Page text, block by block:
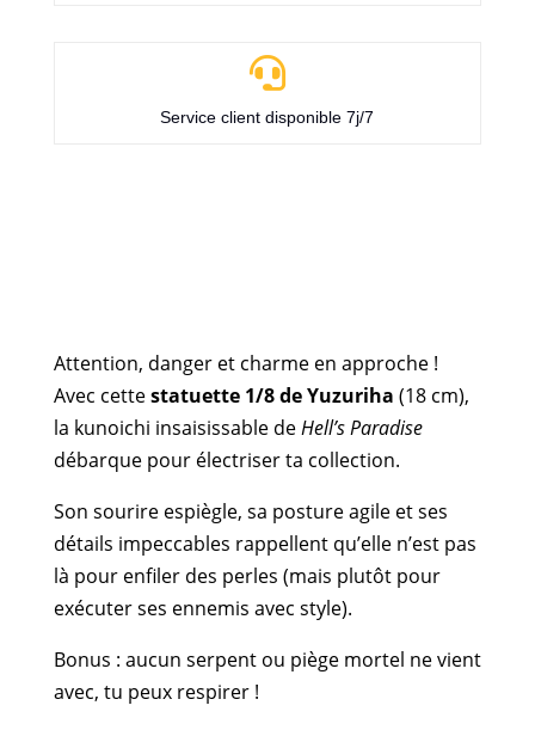

Service client disponible 7j/7
Attention, danger et charme en approche !
Avec cettestatuette 1/8 de Yuzuriha (18 cm),
la kunoichi insaisissable deHell’s Paradise
débarque pour électriser ta collection.
Son sourire espiègle, sa posture agile et ses
détails impeccables rappellent qu’elle n’est pas
là pour enfiler des perles (mais plutôt pour
exécuter ses ennemis avec style).
Bonus : aucun serpent ou piège mortel ne vient
avec, tu peux respirer !